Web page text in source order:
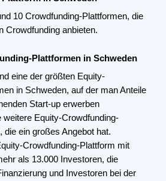
10 Crowdfunding-Plattformen, die
Crowdfunding anbieten.
Plattformen in Schweden
eine der größten Equity-
in Schweden, auf der man Anteile
Start-up erwerben
weitere Equity-Crowdfunding-
die ein großes Angebot hat.
Crowdfunding-Plattform mit
als 13.000 Investoren, die
und Investoren bei der